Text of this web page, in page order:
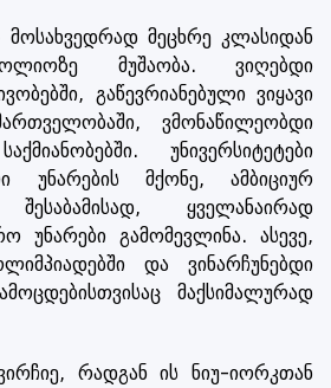
მოსახვედრად მეცხრე კლასიდან
მუშაობა. ვიღებდი
გაწევრიანებული ვიყავი
ვმონაწილეობდი
უნივერსიტეტები
უნარების მქონე, ამბიციურ
ყველანაირად
უნარები გამომევლინა. ასევე,
და ვინარჩუნებდი
მაქსიმალურად
რადგან ის ნიუ-იორკთან